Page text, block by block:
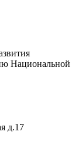
Национальной
д.17